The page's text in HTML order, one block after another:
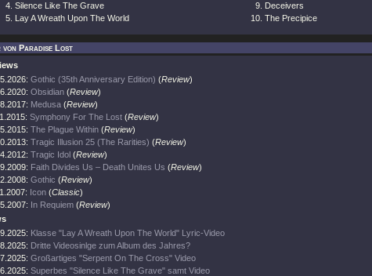
Silence Like The Grave
Lay A Wreath Upon The World
Deceivers
The Precipice
von Paradise Lost
Gothic (35th Anniversary Edition) (Review)
Obsidian (Review)
Medusa (Review)
Symphony For The Lost (Review)
The Plague Within (Review)
Tragic Illusion 25 (The Rarities) (Review)
Tragic Idol (Review)
Faith Divides Us – Death Unites Us (Review)
Gothic (Review)
Icon (Classic)
In Requiem (Review)
Klasse "Lay A Wreath Upon The World" Lyric-Video
Dritte Videosinlge zum Album des Jahres?
Großartiges "Serpent On The Cross" Video
Superbes "Silence Like The Grave" samt Video